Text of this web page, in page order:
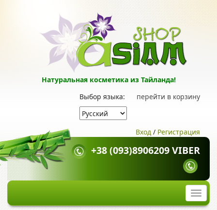
Натуральная косметика из Тайланда!
перейти в корзину
Выбор языка:
Вход / Регистрация
+38 (093)8906209 VIBER